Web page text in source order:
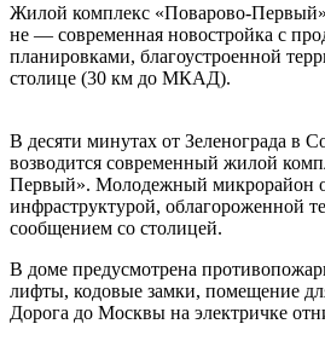
Жилой комплекс «Поварово-
не — современная новостройка с
планировками, благоустроенной
столице (30 км до МКАД).
В десяти минутах от Зеленограда в
возводится современный жилой
Первый». Молодежный микрорайон
инфраструктурой, облагороженной
сообщением со столицей.
В доме предусмотрена
лифты, кодовые замки, помещение
Дорога до Москвы на электричке